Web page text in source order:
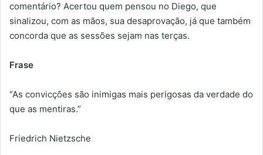
comentário? Acertou quem pensou no Diego, que
sinalizou, com as mãos, sua desaprovação, já que também
concorda que as sessões sejam nas terças.
Frase
“As convicções são inimigas mais perigosas da verdade do
que as mentiras.”
Friedrich Nietzsche